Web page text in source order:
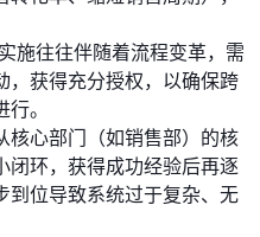
施往往伴随着流程变革，需
，获得充分授权，以确保跨
。
核心部门（如销售部）的核
闭环，获得成功经验后再逐
到位导致系统过于复杂、无